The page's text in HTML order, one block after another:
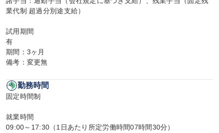
業代制 超過分別途支給）
試用期間
有
期間：3ヶ月
備考：変更無
勤務時間
固定時間制
就業時間
09:00～17:30（1日あたり所定労働時間07時間30分）